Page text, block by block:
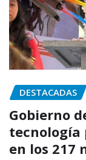
DESTACADAS
Gobierno
tecnología
en los 217